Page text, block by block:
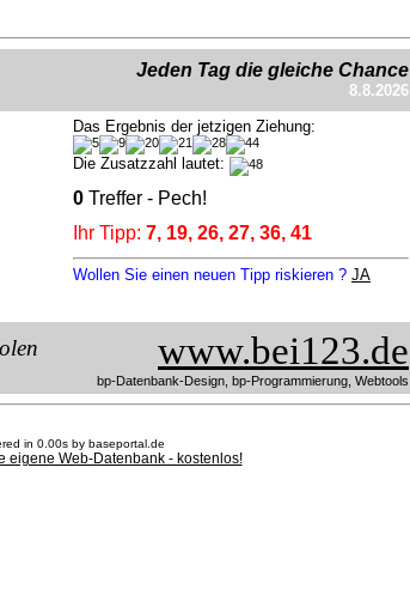
Jeden Tag die gleiche Chance
8.8.2026
Das Ergebnis der jetzigen Ziehung:
Die Zusatzzahl lautet:
0 Treffer - Pech!
Ihr Tipp: 7, 19, 26, 27, 36, 41
Wollen Sie einen neuen Tipp riskieren ? JA
www.bei123.de
bp-Datenbank-Design, bp-Programmierung, Webtools
in 0.00s by baseportal.de
eigene Web-Datenbank - kostenlos!